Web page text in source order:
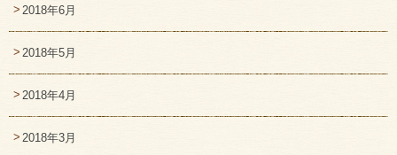
2018年6月
2018年5月
2018年4月
2018年3月